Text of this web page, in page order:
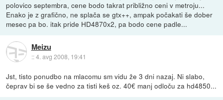
polovico septembra, cene bodo takrat približno ceni v metroju...
Enako je z grafično, ne splača se gtx++, ampak počakati še dober
mesec pa bo. itak pride HD4870x2, pa bodo cene padle...
Meizu
::4. avg 2008, 19:41
Jst, tisto ponudbo na mlacomu sm vidu že 3 dni nazaj. Ni slabo,
čeprav bi se še vedno za tisti keš oz. 40€ manj odloču za hd4850...